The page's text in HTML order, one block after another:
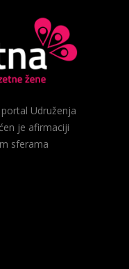
Udruženja
je afirmaciji
sferama